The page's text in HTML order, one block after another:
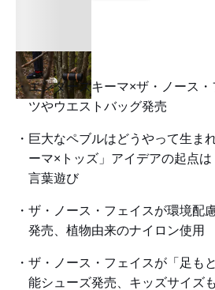
エンダースキーマ×ザ・ノース
ツやウエストバッグ発売
巨大なペブルはどうやって生ま
ーマ×トッズ」アイデアの起点は
言葉遊び
ザ・ノース・フェイスが環境配
発売、植物由来のナイロン使用
ザ・ノース・フェイスが「足も
能シューズ発売、キッズサイズ